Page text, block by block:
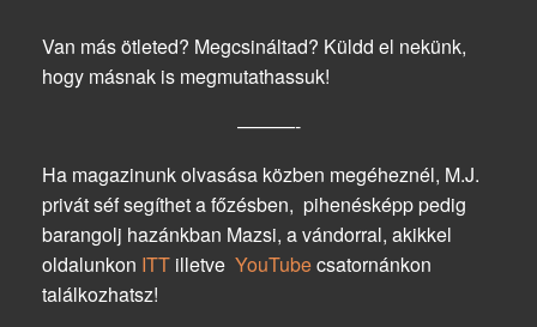
Van más ötleted? Megcsináltad? Küldd el nekünk,
hogy másnak is megmutathassuk!
———-
Ha magazinunk olvasása közben megéheznél, M.J.
privát séf segíthet a főzésben, pihenésképp pedig
barangolj hazánkban Mazsi, a vándorral, akikkel
oldalunkon ITT illetve YouTubecsatornánkon
találkozhatsz!